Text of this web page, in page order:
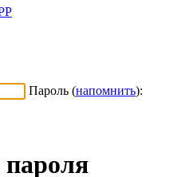
Пароль (напомнить):